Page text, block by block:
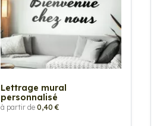
Lettrage mural
personnalisé
à partir de 0,40 €